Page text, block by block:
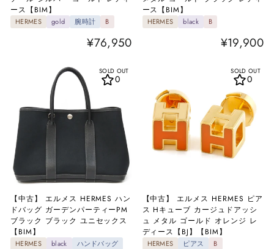
ース【BIM】
HERMES gold 腕時計 B
¥76,950
ース【BIM】
HERMES black B
¥19,900
SOLD OUT
【中古】 エルメス HERMES ハン
ドバッグ ガーデンパーティーPM
ブラック ブラック ユニセックス
【BIM】
HERMES black
ハンドバッグ
0
SOLD OUT
【中古】 エルメス HERMES ピア
ス Hキューブ カージュドアッシ
ュ メタル ゴールド オレンジ レ
ディース【BJ】【BIM】
HERMES ピアス B
0